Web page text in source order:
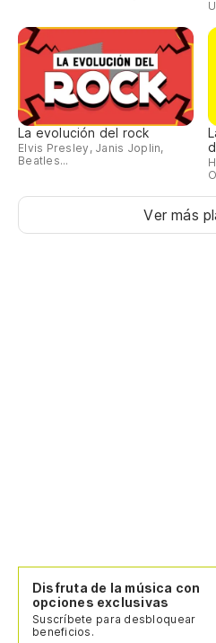
La evolución del rock
Elvis Presley, Janis Joplin,
Beatles...
Ver más
Disfruta de la música con
opciones exclusivas
Suscríbete para desbloquear
beneficios.